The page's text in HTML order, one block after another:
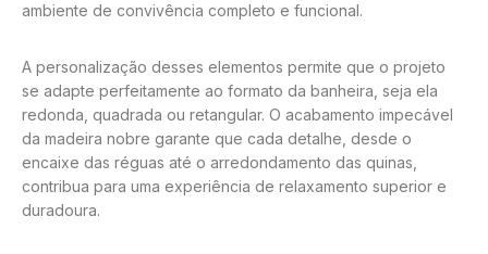
ambiente de convivência completo e funcional.
A personalização desses elementos permite que o projeto
se adapte perfeitamente ao formato da banheira, seja ela
redonda, quadrada ou retangular. O acabamento impecável
da madeira nobre garante que cada detalhe, desde o
encaixe das réguas até o arredondamento das quinas,
contribua para uma experiência de relaxamento superior e
duradoura.